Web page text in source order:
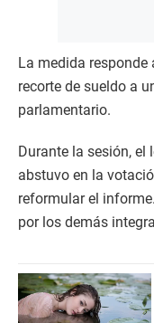
La medida responde
recorte de sueldo a
parlamentario.
Durante la sesión, el
abstuvo en la
reformular el
por los demás